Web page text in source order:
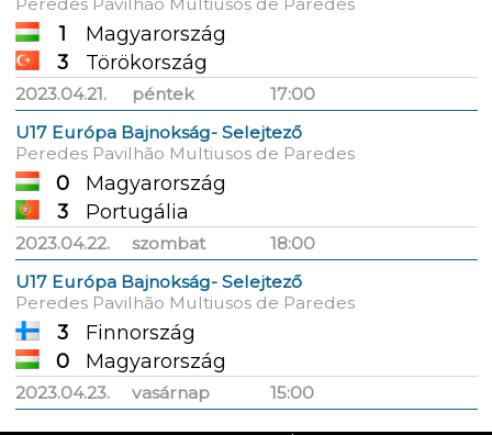
1
Magyarország
3
Törökország
2023.04.21. péntek
17:00
U17 Európa Bajnokság- Selejtező
Peredes Pavilhão Multiusos de Paredes
0
Magyarország
3
Portugália
2023.04.22. szombat
18:00
U17 Európa Bajnokság- Selejtező
Peredes Pavilhão Multiusos de Paredes
3
Finnország
0
Magyarország
2023.04.23. vasárnap 15:00